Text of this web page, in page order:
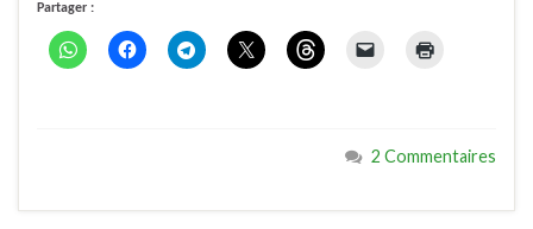
Partager :
2 Commentaires